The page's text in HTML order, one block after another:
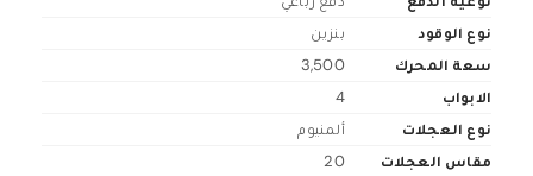
نوع الوقود
بنزين
سعة المحرك
3,500
الابواب
4
نوع العجلات
ألمنيوم
مقاس العجلات
20